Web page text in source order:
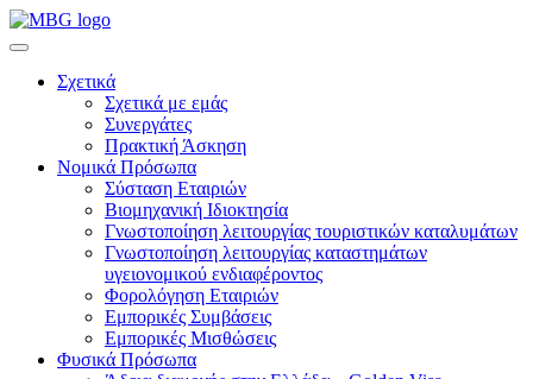
Σχετικά
Σχετικά με εμάς
Συνεργάτες
Πρακτική Άσκηση
Νομικά Πρόσωπα
Σύσταση Εταιριών
Βιομηχανική Ιδιοκτησία
Γνωστοποίηση λειτουργίας τουριστικών καταλυμάτων
Γνωστοποίηση λειτουργίας καταστημάτων
υγειονομικού ενδιαφέροντος
Φορολόγηση Εταιριών
Εμπορικές Συμβάσεις
Εμπορικές Μισθώσεις
Φυσικά Πρόσωπα